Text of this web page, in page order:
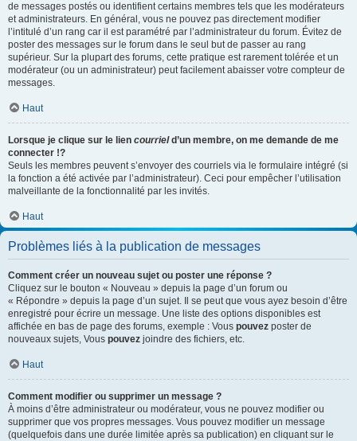
de messages postés ou identifient certains membres tels que les modérateurs
et administrateurs. En général, vous ne pouvez pas directement modifier
l’intitulé d’un rang car il est paramétré par l’administrateur du forum. Évitez de
poster des messages sur le forum dans le seul but de passer au rang
supérieur. Sur la plupart des forums, cette pratique est rarement tolérée et un
modérateur (ou un administrateur) peut facilement abaisser votre compteur de
messages.
Haut
Lorsque je clique sur le lien courrield’un membre, on me demande de me
connecter !?
Seuls les membres peuvent s’envoyer des courriels via le formulaire intégré (si
la fonction a été activée par l’administrateur). Ceci pour empêcher l’utilisation
malveillante de la fonctionnalité par les invités.
Haut
Problèmes liés à la publication de messages
Comment créer un nouveau sujet ou poster une réponse ?
Cliquez sur le bouton « Nouveau » depuis la page d’un forum ou
« Répondre » depuis la page d’un sujet. Il se peut que vous ayez besoin d’être
enregistré pour écrire un message. Une liste des options disponibles est
affichée en bas de page des forums, exemple : Vous pouvez poster de
nouveaux sujets, Vous pouvez joindre des fichiers, etc.
Haut
Comment modifier ou supprimer un message ?
À moins d’être administrateur ou modérateur, vous ne pouvez modifier ou
supprimer que vos propres messages. Vous pouvez modifier un message
(quelquefois dans une durée limitée après sa publication) en cliquant sur le